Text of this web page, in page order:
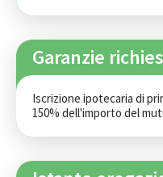
Garanzie
Iscrizione ipotecaria di
150% dell'importo del